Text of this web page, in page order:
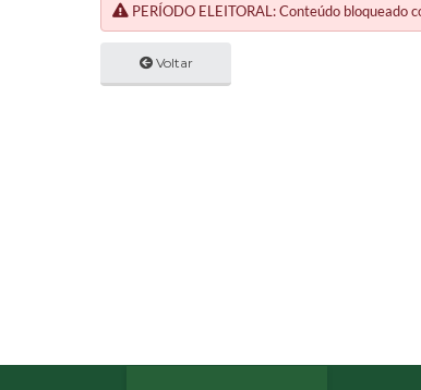
PERÍODO ELEITORAL: Conteúdo bloqueado
Voltar